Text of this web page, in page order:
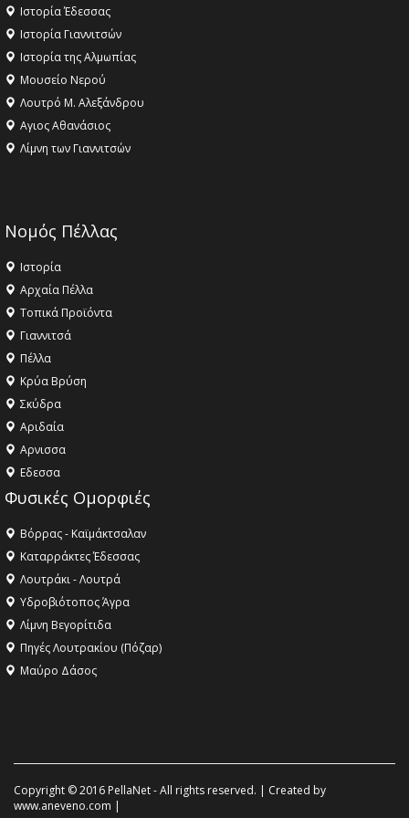
Ιστορία Έδεσσας
Ιστορία Γιαννιτσών
Ιστορία της Αλμωπίας
Μουσείο Νερού
Λουτρό Μ. Αλεξάνδρου
Αγιος Αθανάσιος
Λίμνη των Γιαννιτσών
Νομός Πέλλας
Ιστορία
Αρχαία Πέλλα
Τοπικά Προϊόντα
Γιαννιτσά
Πέλλα
Κρύα Βρύση
Σκύδρα
Αριδαία
Aρνισσα
Eδεσσα
Φυσικές Ομορφιές
Βόρρας - Καϊμάκτσαλαν
Καταρράκτες Έδεσσας
Λουτράκι - Λουτρά
Υδροβιότοπος Άγρα
Λίμνη Βεγορίτιδα
Πηγές Λουτρακίου (Πόζαρ)
Μαύρο Δάσος
Copyright © 2016 PellaNet - All rights reserved. | Created by
www.aneveno.com |